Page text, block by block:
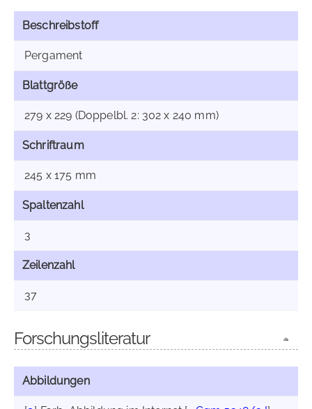
Beschreibstoff
Pergament
Blattgröße
279 x 229 (Doppelbl. 2: 302 x 240 mm)
Schriftraum
245 x 175 mm
Spaltenzahl
3
Zeilenzahl
37
Forschungsliteratur
Abbildungen